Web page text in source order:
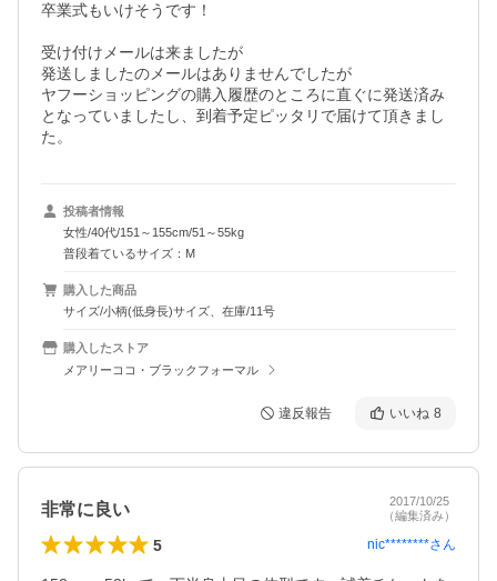
卒業式もいけそうです！
受け付けメールは来ましたが
発送しましたのメールはありませんでしたが
ヤフーショッピングの購入履歴のところに直ぐに発送済み
となっていましたし、到着予定ピッタリで届けて頂きまし
た。
投稿者情報
女性/40代/151～155cm/51～55kg
普段着ているサイズ：M
購入した商品
サイズ/小柄(低身長)サイズ、在庫/11号
購入したストア
メアリーココ・ブラックフォーマル
違反報告 いいね 8
非常に良い
2017/10/25
（編集済み）
5 nic********さん